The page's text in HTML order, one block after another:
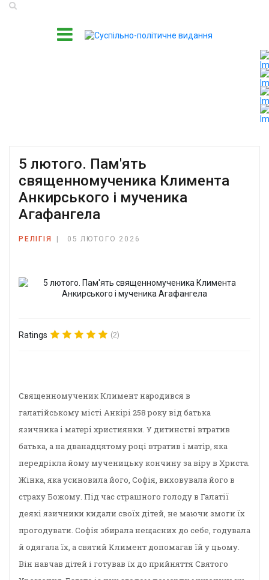
5 лютого. Пам'ять
священномученика Климента
Анкирського і мученика
Агафангела
РЕЛІГІЯ 05 ЛЮТОГО 2026
Ratings (2)
Священномученик Климент народився в
галатійському місті Анкірі 258 року від батька
язичника і матері християнки. У дитинстві втратив
батька, а на дванадцятому році втратив і матір, яка
передрікла йому мученицьку кончину за віру в Христа.
Жінка, яка усиновила його, Софія, виховувала його в
страху Божому. Під час страшного голоду в Галатії
деякі язичники кидали своїх дітей, не маючи змоги їх
прогодувати. Софія збирала нещасних до себе, годувала
й одягала їх, а святий Климент допомагав їй у цьому.
Він навчав дітей і готував їх до прийняття Святого